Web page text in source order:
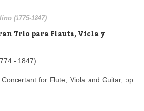
(1775-1847)
Trio para Flauta, Viola y
- 1847)
for Flute, Viola and Guitar, op